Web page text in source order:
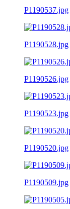
P1190537.jpg
P1190528.jpg
P1190526.jpg
P1190523.jpg
P1190520.jpg
P1190509.jpg